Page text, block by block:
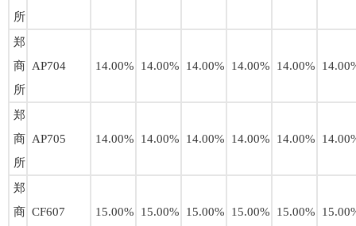
所
郑
商
所
AP704 14.00% 14.00% 14.00% 14.00% 14.00%
郑
商
所
AP705 14.00% 14.00% 14.00% 14.00% 14.00%
郑
商 CF607 15.00% 15.00% 15.00% 15.00% 15.00%